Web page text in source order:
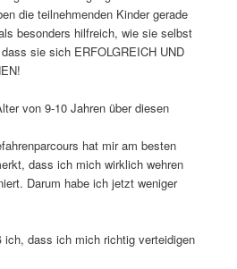
die teilnehmenden Kinder gerade
besonders hilfreich, wie sie selbst
sie sich ERFOLGREICH UND
von 9-10 Jahren über diesen
hat mir am besten
dass ich mich wirklich wehren
Darum habe ich jetzt weniger
ich, dass ich mich richtig verteidigen